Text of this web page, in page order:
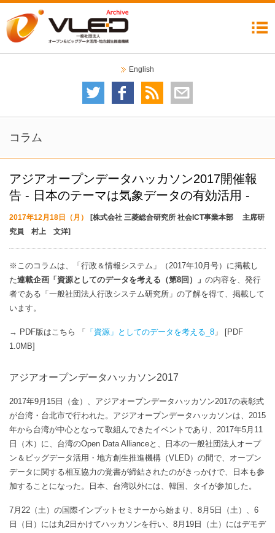
English
データガバナンス委員会
2020オープンデータシティ推進委員会
コラム
アジアオープンデータハッカソン2017開催報
告 ‐ 日本のテーマは気象データの有効活用 ‐
2017年12月18日（月）
[株式会社 三菱総合研究所 社会ICT事業本部 主席研
究員 村上 文洋]
※このコラムは、「行政＆情報システム」（2017年10月号）に掲載し
た連載企画「資源としてのデータを考える（第8回）」 の内容を、発行
者である「一般社団法人行政システム研究所」の了解を得て、掲載して
います。
→ PDF版はこちら 「 「資源」としてのデータを考える_8 」 [PDF
1.0MB]
アジアオープンデータハッカソン2017
2017年9月15日（金）、アジアオープンデータハッカソン2017の表彰式
が台湾・台北市で行われた。アジアオープンデータハッカソンは、2015
年から台湾が中心となって取組んできたイベントであり、2017年5月11
日（木）に、台湾のOpen Data Allianceと、日本の一般社団法人オープ
ン＆ビッグデータ活用・地方創生推進機構（VLED）の間で、オープン
データに関する相互協力の覚書が締結されたのがきっかけで、日本も参
加することになった。日本、台湾以外には、韓国、タイが参加した。
7月22（土）の国際インプットセミナーから始まり、8月5日（土）、6
日（日）には丸2日かけてハッカソンを行い、8月19日（土）にはデモデ